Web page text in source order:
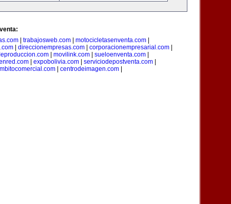
trabajosweb.com motocicletasenventa.com
direccionempresas.com corporacionempresarial.com
movilink.com sueloenventa.com
| expobolivia.com| serviciodepostventa.com|
centrodeimagen.com